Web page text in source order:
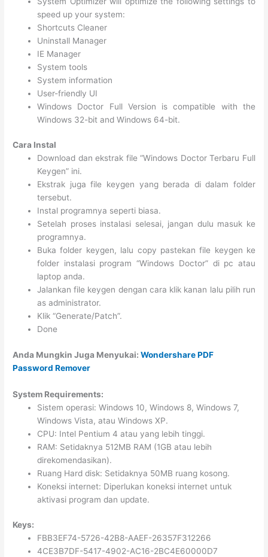
speed up your system:
Shortcuts Cleaner
Uninstall Manager
IE Manager
System tools
System information
User-friendly UI
Windows Doctor Full Version is compatible with the
Windows 32-bit and Windows 64-bit.
Cara Instal
Download dan ekstrak file “Windows Doctor Terbaru Full
Keygen” ini.
Ekstrak juga file keygen yang berada di dalam folder
tersebut.
Instal programnya seperti biasa.
Setelah proses instalasi selesai, jangan dulu masuk ke
programnya.
Buka folder keygen, lalu copy pastekan file keygen ke
folder instalasi program “Windows Doctor” di pc atau
laptop anda.
Jalankan file keygen dengan cara klik kanan lalu pilih run
as administrator.
Klik “Generate/Patch”.
Done
Anda Mungkin Juga Menyukai:Wondershare PDF
Password Remover
System Requirements:
Sistem operasi: Windows 10, Windows 8, Windows 7,
Windows Vista, atau Windows XP.
CPU: Intel Pentium 4 atau yang lebih tinggi.
RAM: Setidaknya 512MB RAM (1GB atau lebih
direkomendasikan).
Ruang Hard disk: Setidaknya 50MB ruang kosong.
Koneksi internet: Diperlukan koneksi internet untuk
aktivasi program dan update.
Keys:
FBB3EF74-5726-42B8-AAEF-26357F312266
4CE3B7DF-5417-4902-AC16-2BC4E60000D7